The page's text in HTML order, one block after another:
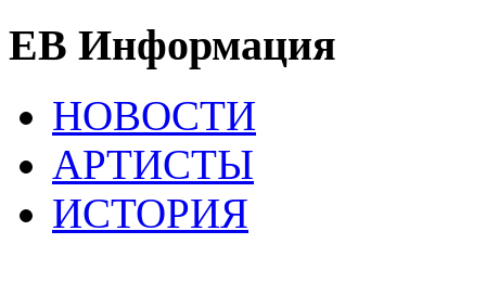
EB Информация
НОВОСТИ
АРТИСТЫ
ИСТОРИЯ